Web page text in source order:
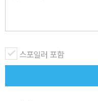
사라 크루는 특별 기숙생이
의 막대한 재산 때문에 노골
언뜻언뜻 내비치는 민친 교
(공부는 못해도 인간미가 있
스포일러 포함